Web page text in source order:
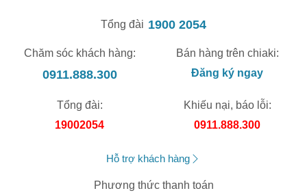
Tổng đài 1900 2054
Chăm sóc khách hàng:
0911.888.300
Bán hàng trên chiaki:
Đăng ký ngay
Tổng đài:
19002054
Khiếu nại, báo lỗi:
0911.888.300
Hỗ trợ khách hàng
Phương thức thanh toán